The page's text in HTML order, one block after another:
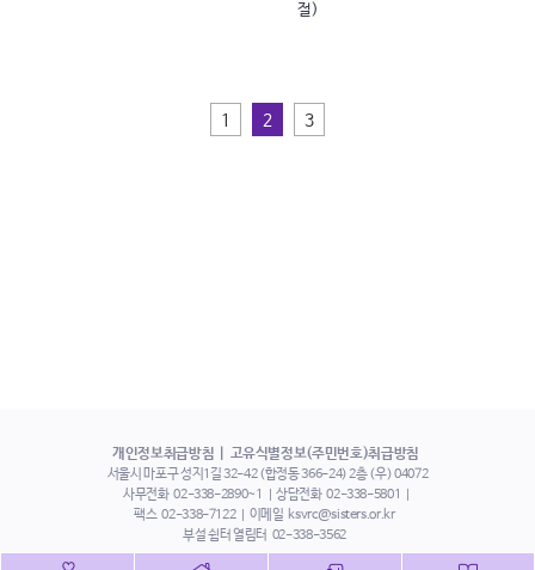
절)
1 2 3
개인정보취급방침 고유식별정보(주민번호)취급방침
서울시 마포구 성지1길 32-42 (합정동 366-24) 2층 (우) 04072
사무전화 02-338-2890~1 상담전화 02-338-5801
팩스 02-338-7122 이메일 ksvrc@sisters.or.kr
부설 쉼터 열림터 02-338-3562